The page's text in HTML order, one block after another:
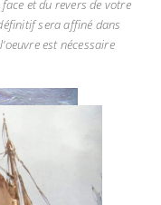
et du revers de votre
sera affiné dans
est nécessaire